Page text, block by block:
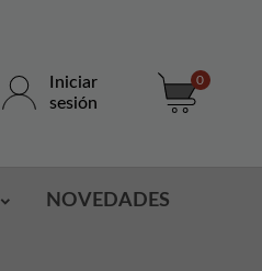
Iniciar
sesión
0
NOVEDADES